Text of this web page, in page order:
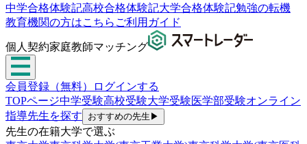
中学合格体験記高校合格体験記大学合格体験記勉強の転機
教育機関の方はこちら ご利用ガイド
個人契約家庭教師マッチング
会員登録（無料）
ログインする
TOPページ中学受験高校受験大学受験医学部受験オンライン
指導先生を探す おすすめの先生 ▶
先生の在籍大学で選ぶ